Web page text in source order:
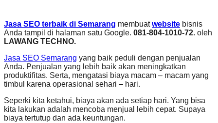
Jasa SEO terbaik di Semarang membuatwebsite bisnis
Anda tampil di halaman satu Google. 081-804-1010-72. oleh
LAWANG TECHNO.
Jasa SEO Semarang yang baik peduli dengan penjualan
Anda. Penjualan yang lebih baik akan meningkatkan
produktifitas. Serta, mengatasi biaya macam – macam yang
timbul karena operasional sehari – hari.
Seperki kita ketahui, biaya akan ada setiap hari. Yang bisa
kita lakukan adalah mencoba menjual lebih cepat. Supaya
biaya tertutup dan ada keuntungan.